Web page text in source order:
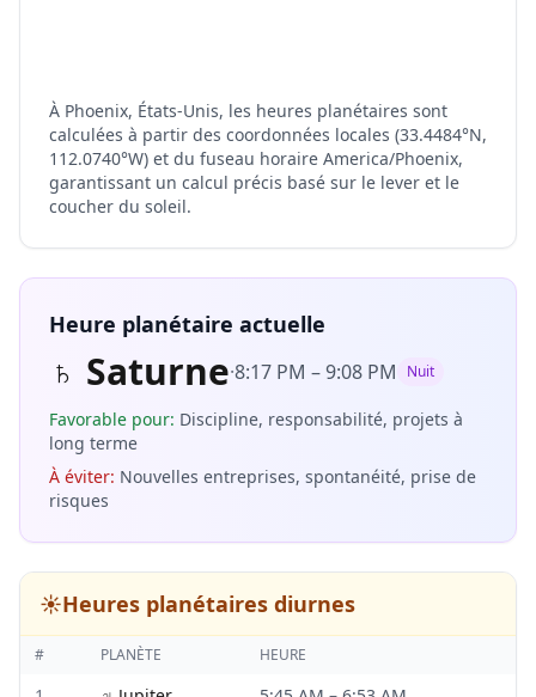
À Phoenix, États-Unis, les heures planétaires sont
calculées à partir des coordonnées locales (33.4484°N,
112.0740°W) et du fuseau horaire America/Phoenix,
garantissant un calcul précis basé sur le lever et le
coucher du soleil.
Heure planétaire actuelle
♄ Saturne·8:17 PM –9:08 PM Nuit
Favorable pour: Discipline, responsabilité, projets à
long terme
À éviter: Nouvelles entreprises, spontanéité, prise de
risques
☀️Heures planétaires diurnes
# PLANÈTE HEURE